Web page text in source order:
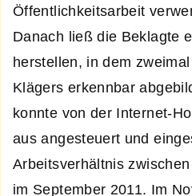
Öffentlichkeitsarbeit
Danach ließ die Beklagte
herstellen, in dem
Klägers erkennbar
konnte von der Internet-
aus angesteuert und
Arbeitsverhältnis
im September 2011. Im